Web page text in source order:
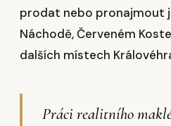
prodat nebo pronajmout
Náchodě, Červeném
dalších místech
Práci realitního